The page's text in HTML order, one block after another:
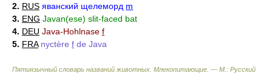
2. RUS яванский щелеморд m
3. ENG Javan(ese) slit-faced bat
4. DEU Java-Hohlnase f
5. FRA nyctère f de Java
Пятиязычный словарь названий животных. Млекопитающие. — М.: Русский